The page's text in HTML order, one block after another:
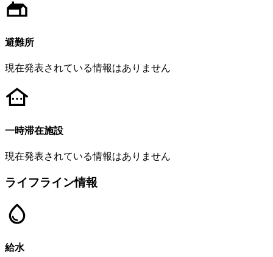
避難所
現在発表されている情報はありません
一時滞在施設
現在発表されている情報はありません
ライフライン情報
給水